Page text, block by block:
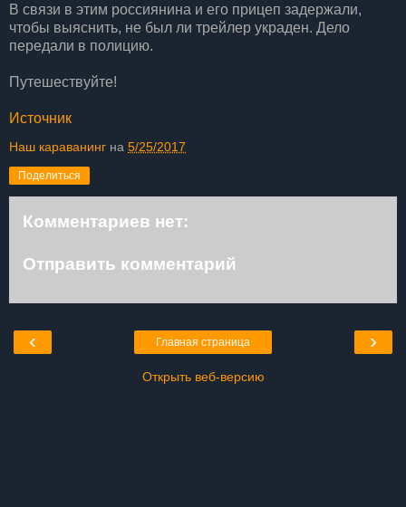
В связи в этим россиянина и его прицеп задержали,
чтобы выяснить, не был ли трейлер украден. Дело
передали в полицию.
Путешествуйте!
Источник
Наш караванинг на 5/25/2017
Поделиться
Комментариев нет:
Отправить комментарий
‹ ›
Главная страница
Открыть веб-версию